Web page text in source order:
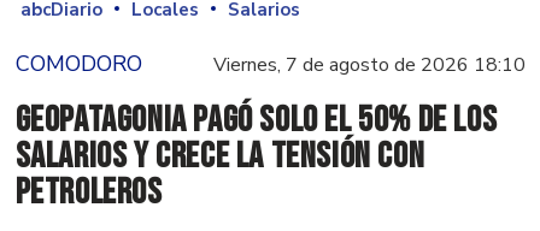
abcDiario Locales Salarios
COMODORO Viernes, 7 de agosto de 2026 18:10
GeoPatagonia pagó solo el 50% de los
salarios y crece la tensión con
Petroleros